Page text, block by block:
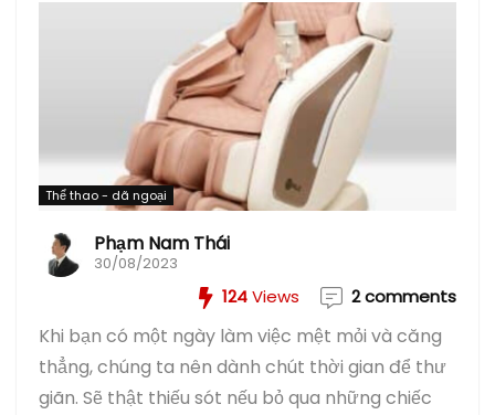
Thể thao - dã ngoại
Phạm Nam Thái
30/08/2023
124Views 2 comments
Khi bạn có một ngày làm việc mệt mỏi và căng
thẳng, chúng ta nên dành chút thời gian để thư
giãn. Sẽ thật thiếu sót nếu bỏ qua những chiếc